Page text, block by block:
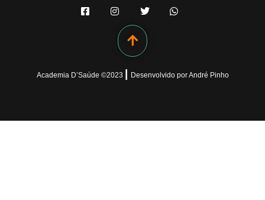
Academia D’Saúde ©2023 | DesenvolvidoporAndré Pinho